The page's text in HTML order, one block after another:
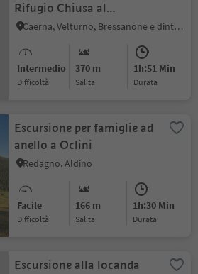
Rifugio Chiusa al
Campaccio
Caerna, Velturno, Bressanone e dintorni
Intermedio
Difficoltà
370 m
Salita
1h:51 Min
durata
Escursione per famiglie ad
anello a Oclini
Redagno, Aldino
Facile
Difficoltà
166 m
Salita
1h:30 Min
durata
Escursione alla locanda